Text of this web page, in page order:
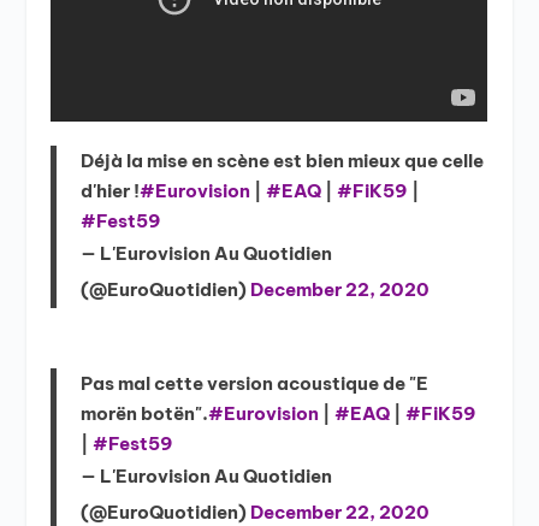
Déjà la mise en scène est bien mieux que celle
d'hier !#Eurovision |#EAQ |#FiK59
#Fest59
— L'Eurovision Au Quotidien
(@EuroQuotidien) December 22, 2020
Pas mal cette version acoustique de "E
morën botën".#Eurovision |#EAQ |#FiK59
|#Fest59
— L'Eurovision Au Quotidien
(@EuroQuotidien) December 22, 2020